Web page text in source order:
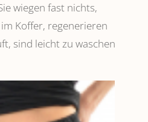
wiegen fast nichts,
Koffer, regenerieren
sind leicht zu waschen